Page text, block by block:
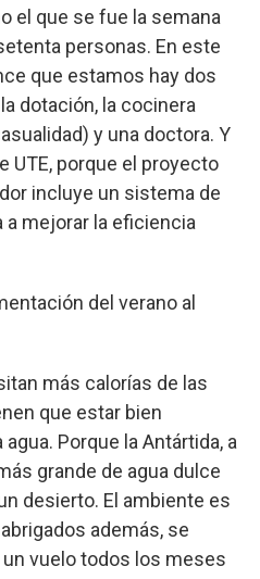
el que se fue la semana
personas. En este
que estamos hay dos
dotación, la cocinera
y una doctora. Y
UTE, porque el proyecto
incluye un sistema de
mejorar la eficiencia
del verano al
más calorías de las
que estar bien
Porque la Antártida, a
grande de agua dulce
desierto. El ambiente es
además, se
vuelo todos los meses